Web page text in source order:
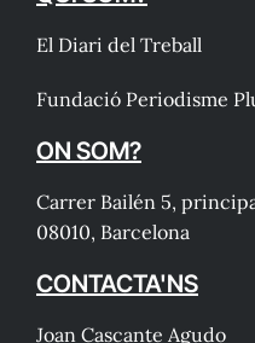
El Diari del Treball
Fundació Periodisme
ON SOM?
Carrer Bailén 5,
08010, Barcelona
CONTACTA'NS
Joan Cascante Agudo